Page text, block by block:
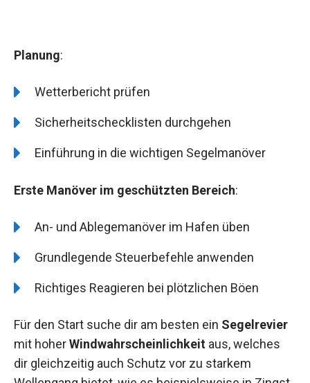
Planung:
Wetterbericht prüfen
Sicherheitschecklisten durchgehen
Einführung in die wichtigen Segelmanöver
Erste Manöver im geschützten Bereich:
An- und Ablegemanöver im Hafen üben
Grundlegende Steuerbefehle anwenden
Richtiges Reagieren bei plötzlichen Böen
Für den Start suche dir am besten ein Segelrevier
mit hoherWindwahrscheinlichkeit aus, welches
dir gleichzeitig auch Schutz vor zu starkem